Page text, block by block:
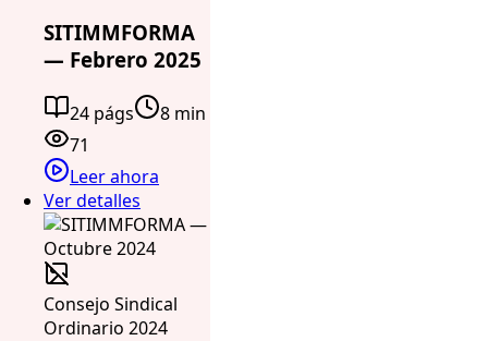
SITIMMFORMA
— Febrero 2025
24 págs
8 min
71
Leer ahora
Ver detalles
Consejo Sindical
Ordinario 2024